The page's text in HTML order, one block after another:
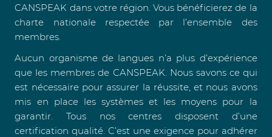
CANSPEAK dans votre région. Vous bénéficierez de la
charte nationale respectée par l’ensemble des
membres.
Aucun organisme de langues n’a plus d’expérience
que les membres de CANSPEAK. Nous savons ce qui
est nécessaire pour assurer la réussite, et nous avons
mis en place les systèmes et les moyens pour la
garantir. Tous nos centres disposent d’une
certification qualité. C’est une exigence pour adhérer